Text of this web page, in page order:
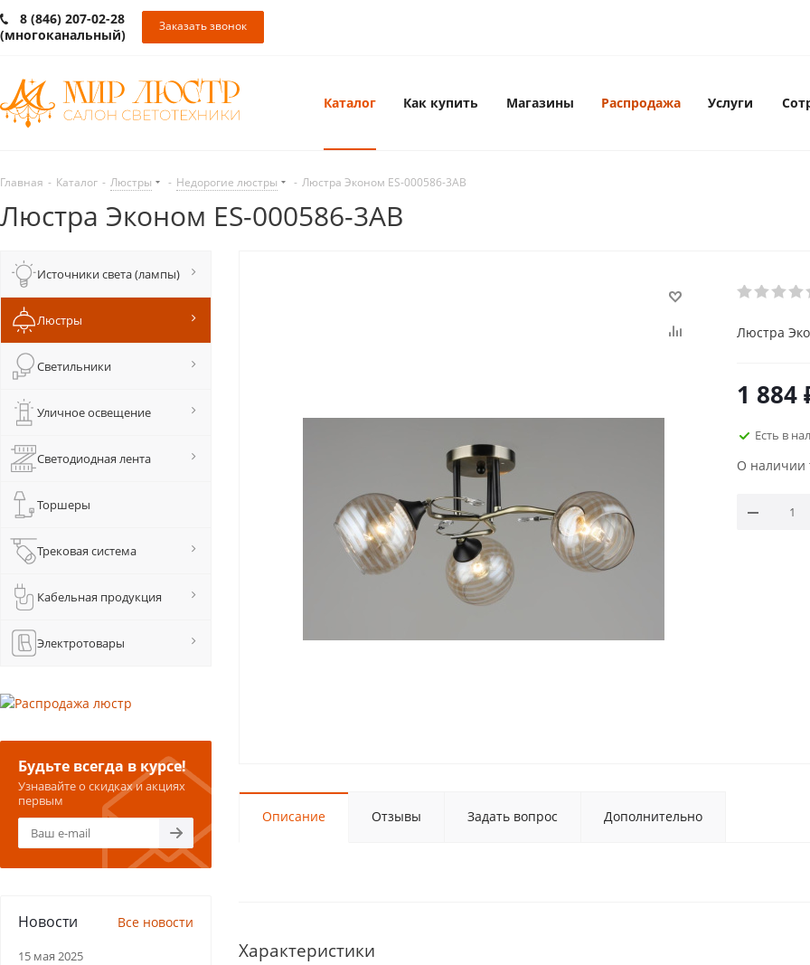
8 (846) 207-02-28
(многоканальный)
Заказать звонок
Каталог Как купить Магазины Распродажа Услуги
Главная - Каталог - Люстры - Недорогие люстры - Люстра Эконом ES-000586-3AB
Люстра Эконом ES-000586-3AB
Люстра
1 884
Есть в
О наличии
Описание Отзывы Задать вопрос Дополнительно
Характеристики
Источники света (лампы)
Люстры
Светильники
Уличное освещение
Светодиодная лента
Торшеры
Трековая система
Кабельная продукция
Электротовары
Будьте всегда в курсе!
Узнавайте о скидках и акциях
первым
Новости Все новости
15 мая 2025